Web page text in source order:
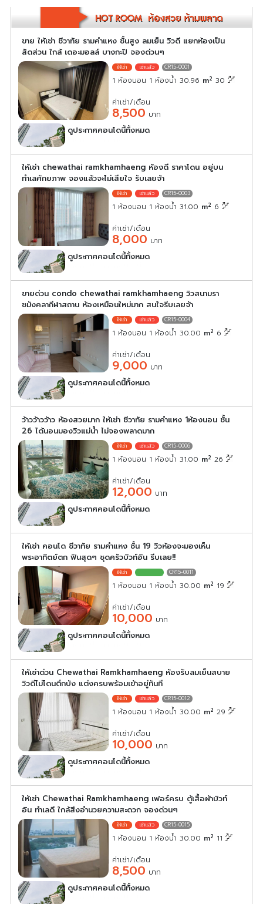
ขาย ให้เช่า ชีวาทัย รามคำแหง ชั้นสูง ลมเย็น วิวดี แยกห้องเป็น
สัดส่วน ใกล้ เดอะมอลล์ บางกะปิ จองด่วนๆ
CR15-0001
1 ห้องนอน 1 ห้องน้ำ 30.96 m2 30
ค่าเช่า/เดือน
8,500 บาท
ดูประกาศคอนโดนี้ทั้งหมด
เลือกดูประกาศคอนโดนี้
ให้เช่า chewathai ramkhamhaeng ห้องดี ราคาโดน อยู่บน
ทำเลศักยภาพ จองแล้วจะไม่เสียใจ รับเลยจ้า
CR15-0003
1 ห้องนอน 1 ห้องน้ำ 31.00 m2 6
ค่าเช่า/เดือน
8,000 บาท
ดูประกาศคอนโดนี้ทั้งหมด
เลือกดูประกาศคอนโดนี้
ขายด่วน condo chewathai ramkhamhaeng วิวสนามรา
ชมังคลากีฬาสถาน ห้องเหมือนใหม่มาก สนใจรีบเลยจ้า
CR15-0004
1 ห้องนอน 1 ห้องน้ำ 30.00 m2 6
ค่าเช่า/เดือน
9,000 บาท
ดูประกาศคอนโดนี้ทั้งหมด
เลือกดูประกาศคอนโดนี้
ว้าวว้าวว้าว ห้องสวยมาก ให้เช่า ชีวาทัย รามคำแหง 1ห้องนอน ชั้น
26 ได้นอนมองวิวแม่น้ำ ไม่จองพลาดมาก
CR15-0006
1 ห้องนอน 1 ห้องน้ำ 31.00 m2 26
ค่าเช่า/เดือน
12,000 บาท
ดูประกาศคอนโดนี้ทั้งหมด
เลือกดูประกาศคอนโดนี้
ให้เช่า คอนโด ชีวาทัย รามคำแหง ชั้น 19 วิวห้องจะมองเห็น
พระอาทิตย์ตก ฟินสุดๆ ชุดครัวบิวท์อิน รีบเลย!!
CR15-0011
1 ห้องนอน 1 ห้องน้ำ 30.00 m2 19
ค่าเช่า/เดือน
10,000 บาท
ดูประกาศคอนโดนี้ทั้งหมด
เลือกดูประกาศคอนโดนี้
ให้เช่าด่วน Chewathai Ramkhamhaeng ห้องรับลมเย็นสบาย
วิวดีไม่โดนตึกบัง แต่งครบพร้อมเข้าอยู่ทันที
CR15-0012
1 ห้องนอน 1 ห้องน้ำ 30.00 m2 29
ค่าเช่า/เดือน
10,000 บาท
ดูประกาศคอนโดนี้ทั้งหมด
เลือกดูประกาศคอนโดนี้
ให้เช่า Chewathai Ramkhamhaeng เฟอร์ครบ ตู้เสื้อผ้าบิวท์
อิน ทำเลดี ใกล้สิ่งอำนวยความสะดวก จองด่วนๆ
CR15-0015
1 ห้องนอน 1 ห้องน้ำ 30.00 m2 11
ค่าเช่า/เดือน
8,500 บาท
ดูประกาศคอนโดนี้ทั้งหมด
เลือกดูประกาศคอนโดนี้